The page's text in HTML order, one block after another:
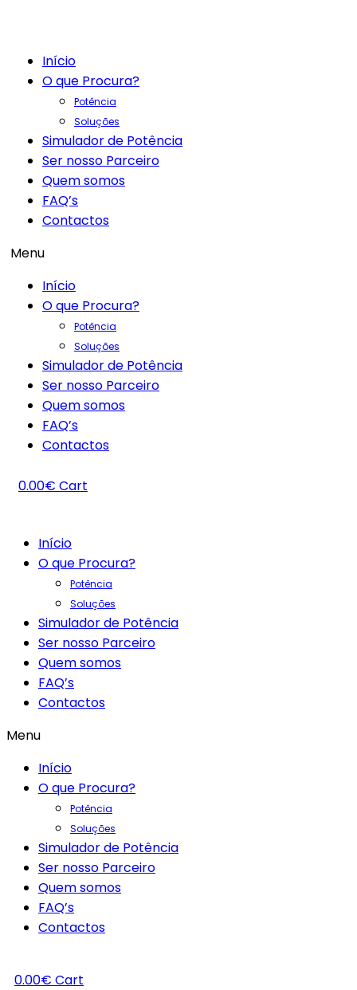
Início
O que Procura?
Potência
Soluções
Simulador de Potência
Ser nosso Parceiro
Quem somos
FAQ’s
Contactos
Menu
Início
O que Procura?
Potência
Soluções
Simulador de Potência
Ser nosso Parceiro
Quem somos
FAQ’s
Contactos
0.00€ Cart
Início
O que Procura?
Potência
Soluções
Simulador de Potência
Ser nosso Parceiro
Quem somos
FAQ’s
Contactos
Menu
Início
O que Procura?
Potência
Soluções
Simulador de Potência
Ser nosso Parceiro
Quem somos
FAQ’s
Contactos
0.00€ Cart